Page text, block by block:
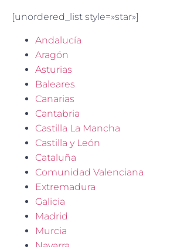
[unordered_list style=»star»]
Andalucía
Aragón
Asturias
Baleares
Canarias
Cantabria
Castilla La Mancha
Castilla y León
Cataluña
Comunidad Valenciana
Extremadura
Galicia
Madrid
Murcia